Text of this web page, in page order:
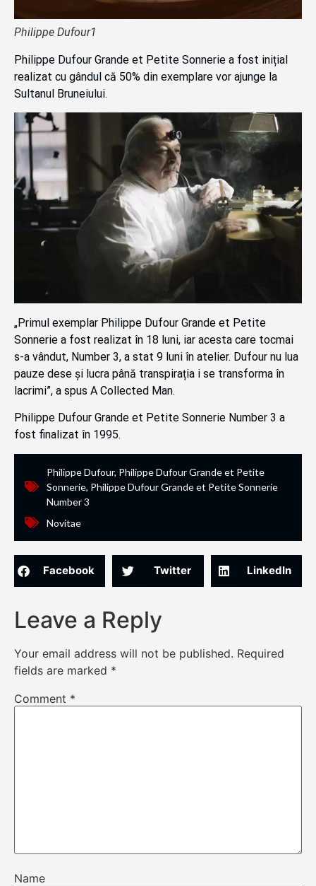
Philippe Dufour1
Philippe Dufour Grande et Petite Sonnerie a fost inițial
realizat cu gândul că 50% din exemplare vor ajunge la
Sultanul Bruneiului.
„Primul exemplar Philippe Dufour Grande et Petite
Sonnerie a fost realizat în 18 luni, iar acesta care tocmai
s-a vândut, Number 3, a stat 9 luni în atelier. Dufour nu lua
pauze dese și lucra până transpirația i se transforma în
lacrimi”, a spus A Collected Man.
Philippe Dufour Grande et Petite Sonnerie Number 3 a
fost finalizat în 1995.
Philippe Dufour, Philippe Dufour Grande et Petite
Sonnerie, Philippe Dufour Grande et Petite Sonnerie
Number 3
Novitae
Facebook Twitter LinkedIn
Leave a Reply
Your email address will not be published. Required
fields are marked *
Comment *
Name